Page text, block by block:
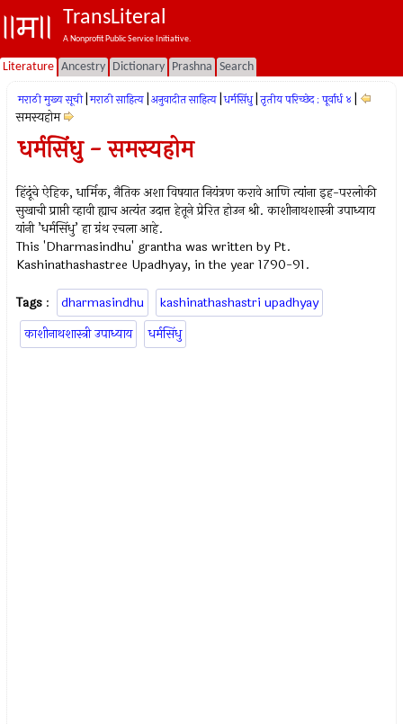
TransLiteral
A Nonprofit Public Service Initiative.
Literature Ancestry Dictionary Prashna Search
मराठी मुख्य सूची मराठी साहित्य अनुवादीत साहित्य धर्मसिंधु तृतीय परिच्छेद : पूर्वार्ध ४
समस्यहोम
धर्मसिंधु - समस्यहोम
हिंदूंचे ऐहिक, धार्मिक, नैतिक अशा विषयात नियंत्रण करावे आणि त्यांना इह-परलोकी
सुखाची प्राप्ती व्हावी ह्याच अत्यंत उदात्त हेतूने प्रेरित होउन श्री. काशीनाथशास्त्री उपाध्याय
यांनी ’धर्मसिंधु’ हा ग्रंथ रचला आहे.
This 'Dharmasindhu' grantha was written by Pt.
Kashinathashastree Upadhyay, in the year 1790-91.
Tags : dharmasindhu
kashinathashastri upadhyay
काशीनाथशास्त्री उपाध्याय
धर्मसिंधु